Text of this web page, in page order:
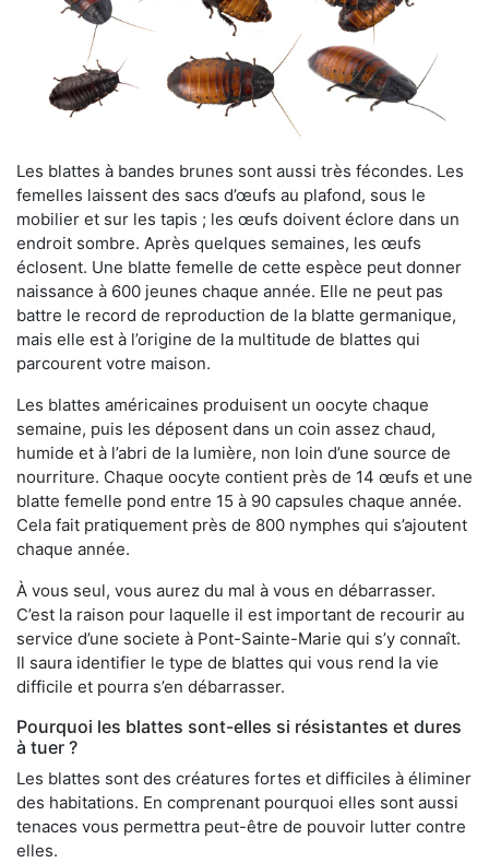
Les blattes à bandes brunes sont aussi très fécondes. Les
femelles laissent des sacs d’œufs au plafond, sous le
mobilier et sur les tapis ; les œufs doivent éclore dans un
endroit sombre. Après quelques semaines, les œufs
éclosent. Une blatte femelle de cette espèce peut donner
naissance à 600 jeunes chaque année. Elle ne peut pas
battre le record de reproduction de la blatte germanique,
mais elle est à l’origine de la multitude de blattes qui
parcourent votre maison.
Les blattes américaines produisent un oocyte chaque
semaine, puis les déposent dans un coin assez chaud,
humide et à l’abri de la lumière, non loin d’une source de
nourriture. Chaque oocyte contient près de 14 œufs et une
blatte femelle pond entre 15 à 90 capsules chaque année.
Cela fait pratiquement près de 800 nymphes qui s’ajoutent
chaque année.
À vous seul, vous aurez du mal à vous en débarrasser.
C’est la raison pour laquelle il est important de recourir au
service d’une societe à Pont-Sainte-Marie qui s’y connaît.
Il saura identifier le type de blattes qui vous rend la vie
difficile et pourra s’en débarrasser.
Pourquoi les blattes sont-elles si résistantes et dures
à tuer ?
Les blattes sont des créatures fortes et difficiles à éliminer
des habitations. En comprenant pourquoi elles sont aussi
tenaces vous permettra peut-être de pouvoir lutter contre
elles.